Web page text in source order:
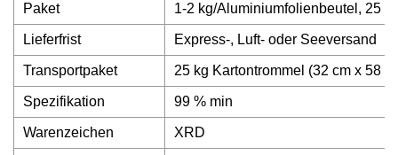
Paket 1-2 kg/Aluminiumfolienbeutel, 25
Lieferfrist Express-, Luft- oder Seeversand
Transportpaket 25 kg Kartontrommel (32 cm x 58
Spezifikation 99 % min
Warenzeichen XRD